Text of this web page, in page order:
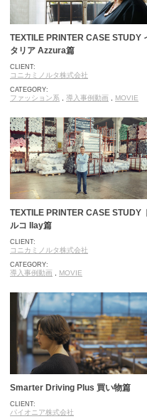
TEXTILE PRINTER CASE STUDY
タリア Azzura篇
CLIENT:
コニカミノルタ株式会社
CATEGORY:
ファッション系 , 導入事例動画 , MOVIE
TEXTILE PRINTER CASE STUDY
ルコ Ilay篇
CLIENT:
コニカミノルタ株式会社
CATEGORY:
導入事例動画 , MOVIE
Smarter Driving Plus 買い物篇
CLIENT:
パイオニア株式会社